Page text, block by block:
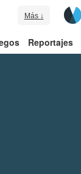
Más ↓
Reportajes